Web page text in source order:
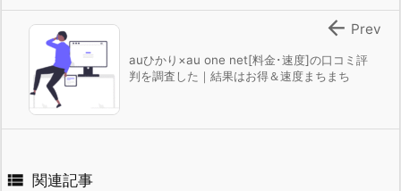
auひかり×au one net[料金･速度]の口コミ評
判を調査した｜結果はお得＆速度まちまち
 Prev
 関連記事